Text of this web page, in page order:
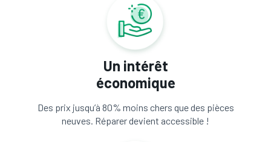
Un intérêt
économique
Des prix jusqu’à 80% moins chers que des pièces
neuves. Réparer devient accessible !